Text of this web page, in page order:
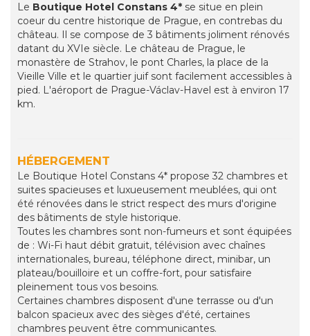
Le Boutique Hotel Constans 4* se situe en plein
coeur du centre historique de Prague, en contrebas du
château. Il se compose de 3 bâtiments joliment rénovés
datant du XVIe siècle. Le château de Prague, le
monastère de Strahov, le pont Charles, la place de la
Vieille Ville et le quartier juif sont facilement accessibles à
pied. L'aéroport de Prague-Václav-Havel est à environ 17
km.
HÉBERGEMENT
Le Boutique Hotel Constans 4* propose 32 chambres et
suites spacieuses et luxueusement meublées, qui ont
été rénovées dans le strict respect des murs d'origine
des bâtiments de style historique.
Toutes les chambres sont non-fumeurs et sont équipées
de : Wi-Fi haut débit gratuit, télévision avec chaînes
internationales, bureau, téléphone direct, minibar, un
plateau/bouilloire et un coffre-fort, pour satisfaire
pleinement tous vos besoins.
Certaines chambres disposent d'une terrasse ou d'un
balcon spacieux avec des sièges d'été, certaines
chambres peuvent être communicantes.